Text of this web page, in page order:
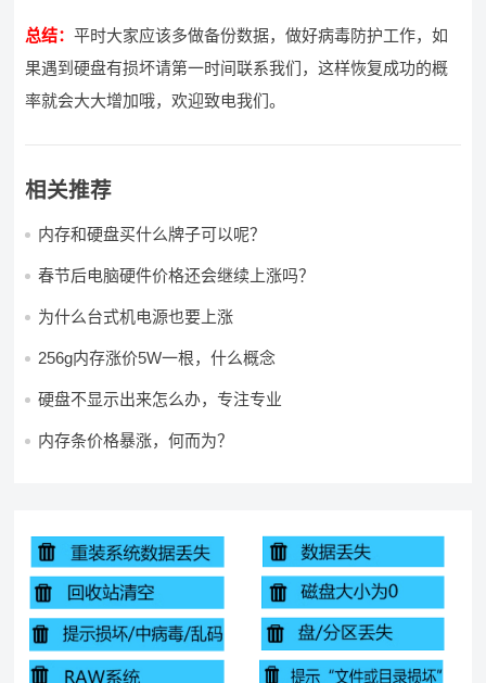
总结：平时大家应该多做备份数据，做好病毒防护工作，如
果遇到硬盘有损坏请第一时间联系我们，这样恢复成功的概
率就会大大增加哦，欢迎致电我们。
相关推荐
内存和硬盘买什么牌子可以呢？
春节后电脑硬件价格还会继续上涨吗？
为什么台式机电源也要上涨
256g内存涨价5W一根，什么概念
硬盘不显示出来怎么办，专注专业
内存条价格暴涨，何而为？